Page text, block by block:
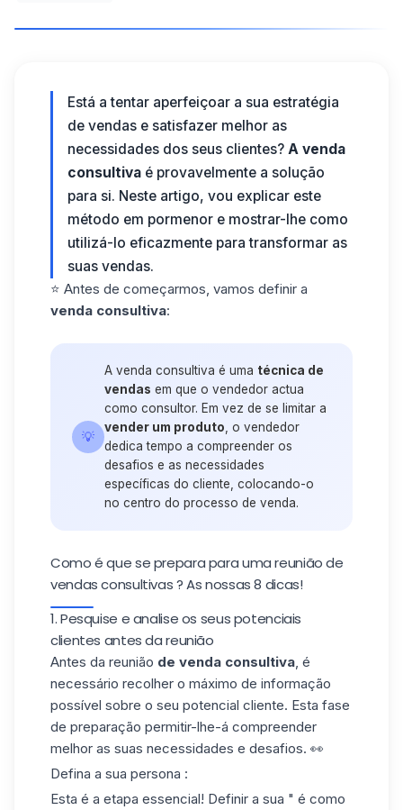
Está a tentar aperfeiçoar a sua estratégia
de vendas e satisfazer melhor as
necessidades dos seus clientes? A venda
consultiva é provavelmente a solução
para si. Neste artigo, vou explicar este
método em pormenor e mostrar-lhe como
utilizá-lo eficazmente para transformar as
suas vendas.
⭐️ Antes de começarmos, vamos definir a
venda consultiva:
💡
A venda consultiva é uma técnica de
vendas em que o vendedor actua
como consultor. Em vez de se limitar a
vender um produto , o vendedor
dedica tempo a compreender os
desafios e as necessidades
específicas do cliente, colocando-o
no centro do processo de venda.
Como é que se prepara para uma reunião de
vendas consultivas ? As nossas 8 dicas!
1. Pesquise e analise os seus potenciais
clientes antes da reunião
Antes da reunião de venda consultiva, é
necessário recolher o máximo de informação
possível sobre o seu potencial cliente. Esta fase
de preparação permitir-lhe-á compreender
melhor as suas necessidades e desafios. 👀
Defina a sua persona :
Esta é a etapa essencial! Definir a sua " é como